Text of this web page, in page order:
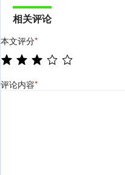
相关评论
本文评分*
评论内容*